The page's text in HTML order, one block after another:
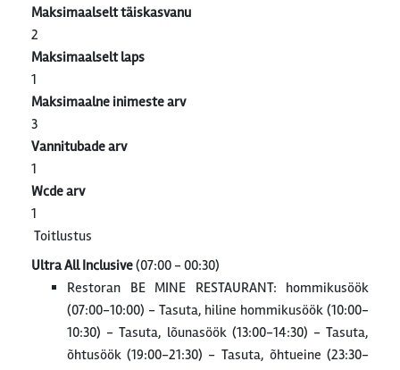
Maksimaalselt täiskasvanu
2
Maksimaalselt laps
1
Maksimaalne inimeste arv
3
Vannitubade arv
1
Wcde arv
1
Toitlustus
Ultra All Inclusive(07:00 - 00:30)
Restoran BE MINE RESTAURANT: hommikusöök
(07:00-10:00) - Tasuta, hiline hommikusöök (10:00-
10:30) - Tasuta, lõunasöök (13:00-14:30) - Tasuta,
õhtusöök (19:00-21:30) - Tasuta, õhtueine (23:30-